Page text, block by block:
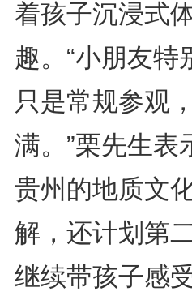
着孩子沉浸式
趣。“小朋友
只是常规参观
满。”栗先生表
贵州的地质文
解，还计划第
继续带孩子感